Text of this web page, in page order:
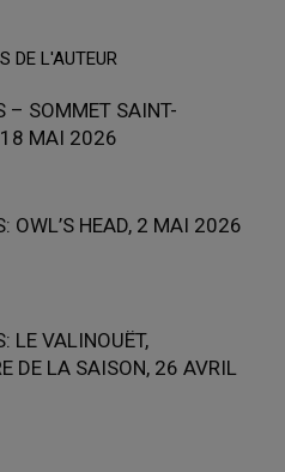
DE L'AUTEUR
– SOMMET SAINT-
18 MAI 2026
OWL’S HEAD, 2 MAI 2026
LE VALINOUËT,
DE LA SAISON, 26 AVRIL